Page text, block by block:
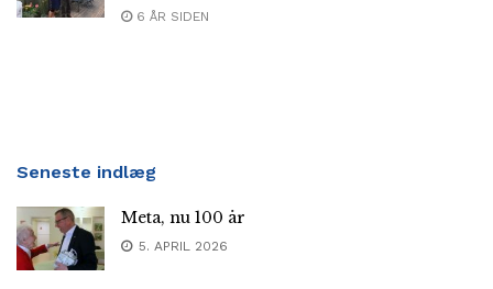
6 ÅR SIDEN
Seneste indlæg
Meta, nu 100 år
5. APRIL 2026